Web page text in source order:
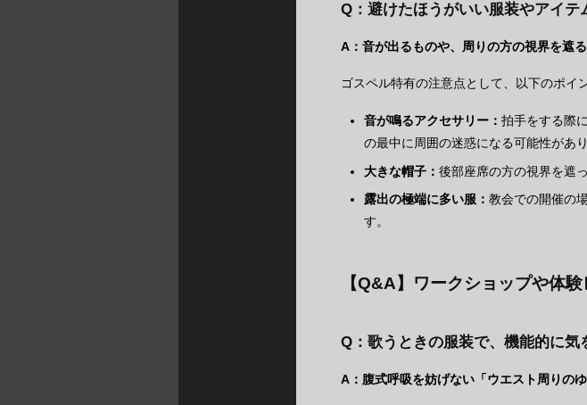
Q：避けたほうがいい服装やアイテ
A：音が出るものや、周りの方の視界を遮
ゴスペル特有の注意点として、以下のポイ
音が鳴るアクセサリー： 拍手をする際
の最中に周囲の迷惑になる可能性があり
大きな帽子： 後部座席の方の視界を遮
露出の極端に多い服： 教会での開催の
す。
【Q&A】ワークショップや体
Q：歌うときの服装で、機能的に気
A：腹式呼吸を妨げない「ウエスト周りのゆ